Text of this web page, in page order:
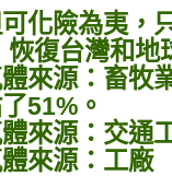
化險為夷，
恢復台灣和地
來源：畜牧
51%。
來源：交通
來源：工廠